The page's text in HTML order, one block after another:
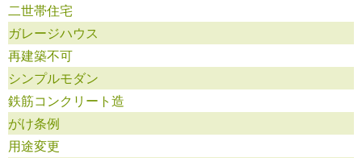
二世帯住宅
ガレージハウス
再建築不可
シンプルモダン
鉄筋コンクリート造
がけ条例
用途変更